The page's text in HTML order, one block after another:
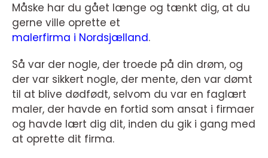
Måske har du gået længe og tænkt dig, at du
gerne ville oprette et
malerfirma i Nordsjælland.
Så var der nogle, der troede på din drøm, og
der var sikkert nogle, der mente, den var dømt
til at blive dødfødt, selvom du var en faglært
maler, der havde en fortid som ansat i firmaer
og havde lært dig dit, inden du gik i gang med
at oprette dit firma.